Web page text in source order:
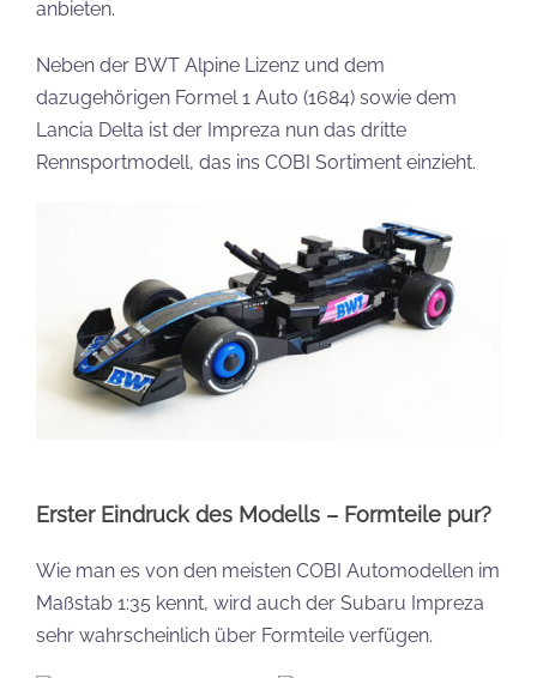
anbieten.
Neben der BWT Alpine Lizenz und dem
dazugehörigen Formel 1 Auto (1684) sowie dem
Lancia Delta ist der Impreza nun das dritte
Rennsportmodell, das ins COBI Sortiment einzieht.
Erster Eindruck des Modells – Formteile pur?
Wie man es von den meisten COBI Automodellen im
Maßstab 1:35 kennt, wird auch der Subaru Impreza
sehr wahrscheinlich über Formteile verfügen.